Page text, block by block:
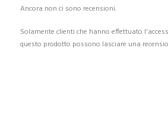
Ancora non ci sono recensioni.
Solamente clienti che hanno effettuato
questo prodotto possono lasciare una